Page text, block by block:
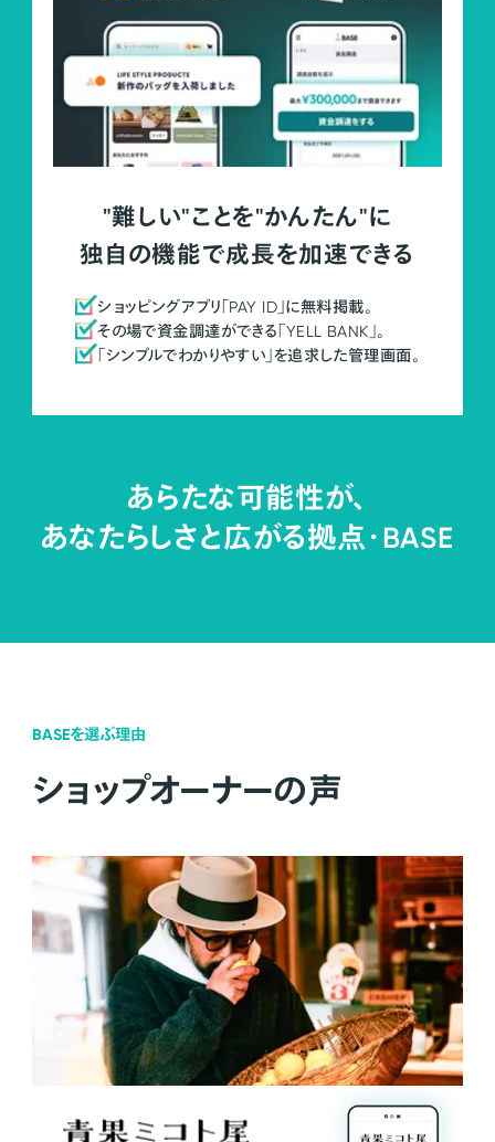
"難しい"ことを"かんたん"に
独自の機能で成長を加速できる
ショッピングアプリ「PAY ID」に無料掲載。
その場で資金調達ができる「YELL BANK」。
「シンプルでわかりやすい」を追求した管理画面。
あらたな可能性が、
あなたらしさと広がる拠点・BASE
BASEを選ぶ理由
ショップオーナーの声